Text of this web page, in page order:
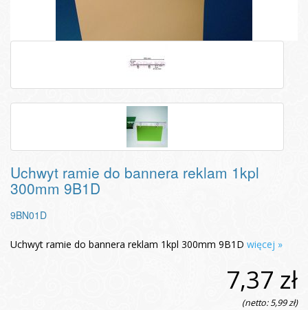
Uchwyt ramie do bannera reklam 1kpl
300mm 9B1D
9BN01D
Uchwyt ramie do bannera reklam 1kpl 300mm 9B1D więcej »
7,37 zł
(netto: 5,99 zł)